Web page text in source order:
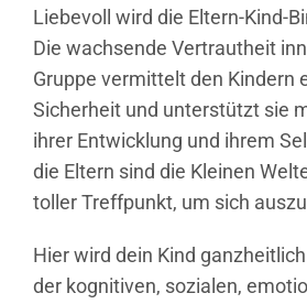
Liebevoll wird die Eltern-Kind-
Die wachsende Vertrautheit
Gruppe vermittelt den Kindern
Sicherheit und unterstützt sie
ihrer Entwicklung und ihrem
die Eltern sind die Kleinen
toller Treffpunkt, um sich
Hier wird dein Kind
der kognitiven, sozialen,